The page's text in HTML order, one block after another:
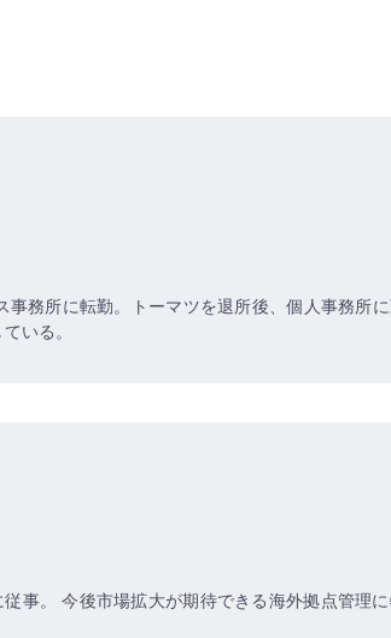
務所に転勤。トーマツを退所後、個人事務所
いる。
事。 今後市場拡大が期待できる海外拠点管理